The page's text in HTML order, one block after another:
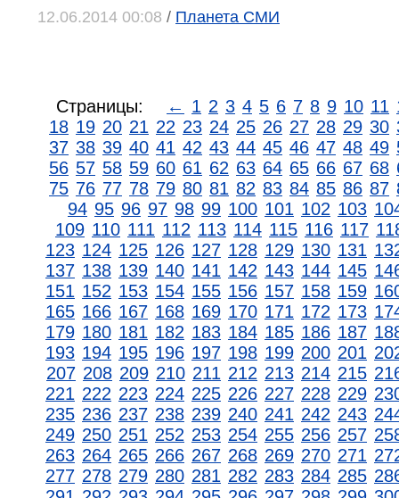
12.06.2014 00:08 / Планета СМИ
Страницы: ← 1 2 3 4 5 6 7 8 9 10 11
18 19 20 21 22 23 24 25 26 27 28 29 30
37 38 39 40 41 42 43 44 45 46 47 48 49
56 57 58 59 60 61 62 63 64 65 66 67 68
75 76 77 78 79 80 81 82 83 84 85 86 87
94 95 96 97 98 99 100 101 102 103
109 110 111 112 113 114 115 116 117
123 124 125 126 127 128 129 130 131
137 138 139 140 141 142 143 144 145
151 152 153 154 155 156 157 158 159
165 166 167 168 169 170 171 172 173
179 180 181 182 183 184 185 186 187
193 194 195 196 197 198 199 200 201
207 208 209 210 211 212 213 214 215
221 222 223 224 225 226 227 228 229
235 236 237 238 239 240 241 242 243
249 250 251 252 253 254 255 256 257
263 264 265 266 267 268 269 270 271
277 278 279 280 281 282 283 284 285